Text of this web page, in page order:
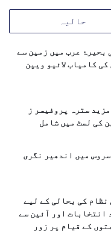
حالیہ
بحیرۂ عرب میں زمین سے
کامیاب لائیو ویپن
سترہ پروفیسر ز
کی لسٹ میں شامل
سروس میں اندھیر نگری
نظام کی بحالی کے لیے
انتخابات اور آئین سے
کے قیام پر زور